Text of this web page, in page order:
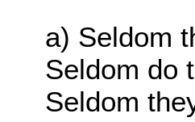
a) Seldom
Seldom do
Seldom